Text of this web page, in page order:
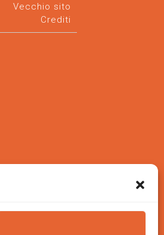
Vecchio sito
Crediti